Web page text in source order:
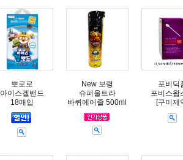
뽀로로
아이스겔밴드
18매입
New 보령
슈퍼울트라
바퀴에어졸 500ml
포비딕
포비스왑
[구미제